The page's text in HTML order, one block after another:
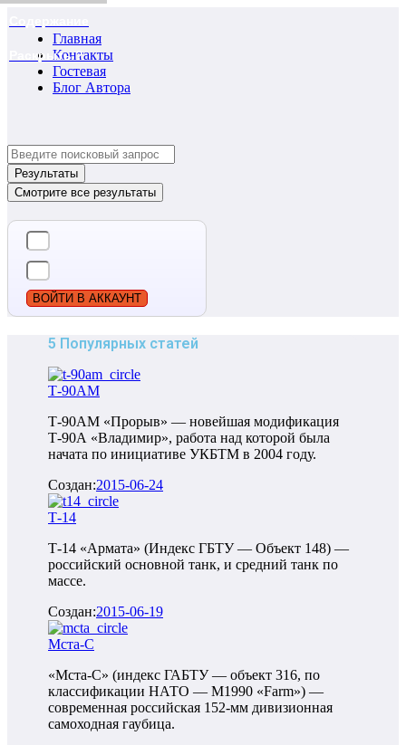
Главная
Контакты
Гостевая
Блог Автора
Search
...Результаты
Смотрите все результаты
ВОЙТИ В АККАУНТ
Раскрыть ?
5 Популярных статей
Т-90АМ
Т-90АМ «Прорыв» — новейшая модификация
Т-90А «Владимир», работа над которой была
начата по инициативе УКБТМ в 2004 году.
Создан:2015-06-24
Т-14
Т-14 «Армата» (Индекс ГБТУ — Объект 148) —
российский основной танк, и средний танк по
массе.
Создан:2015-06-19
Мста-С
«Мста-С» (индекс ГАБТУ — объект 316, по
классификации НАТО — M1990 «Farm») —
современная российская 152-мм дивизионная
самоходная гаубица.